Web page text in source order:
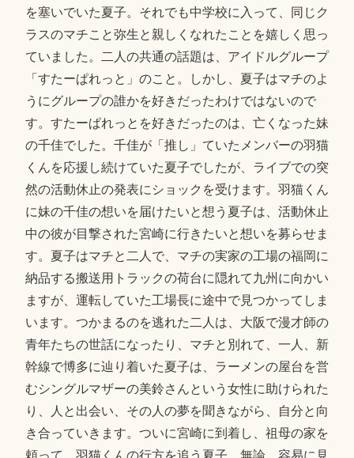
を塞いでいた夏子。それでも中学校に入って、同じク
ラスのマチこと弥生と親しくなれたことを嬉しく思っ
ていました。二人の共通の話題は、アイドルグループ
「すたーぱれっと」のこと。しかし、夏子はマチのよ
うにグループの誰かを好きだったわけではないので
す。すたーぱれっとを好きだったのは、亡くなった妹
の千佳でした。千佳が「推し」ていたメンバーの羽猫
くんを応援し続けていた夏子でしたが、ライブでの突
然の活動休止の発表にショックを受けます。羽猫くん
に妹の千佳の想いを届けたいと想う夏子は、活動休止
中の彼が目撃された宮崎に行きたいと想いを募らせま
す。夏子はマチと二人で、マチの実家の工場の福岡に
納品する搬送用トラックの荷台に隠れて九州に向かい
ますが、運転していた工場長に途中で見つかってしま
います。つかまるのを逃れた二人は、大阪で漫才師の
青年たちの世話になったり、マチと別れて、一人、新
幹線で博多に辿り着いた夏子は、ラーメンの屋台を営
むシングルマザーの美鈴さんという女性に助けられた
り、人と出会い、その人の夢を聞きながら、自分と向
き合っていきます。ついに宮崎に到着し、祖母の家を
頼って、羽猫くんの行方を追う夏子。無論、容易に見